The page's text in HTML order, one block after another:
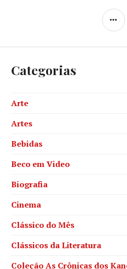
Categorias
Arte
Artes
Bebidas
Beco em Video
Biografia
Cinema
Clássico do Mês
Clássicos da Literatura
Coleção As Crônicas dos